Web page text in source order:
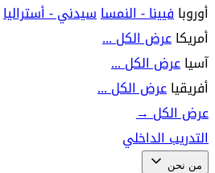
أوروبافيينا - النمساسيدني - أستراليا
أمريكاعرض الكل ...
آسياعرض الكل ...
أفريقياعرض الكل ...
عرض الكل→
التدريب الداخلي
من نحن